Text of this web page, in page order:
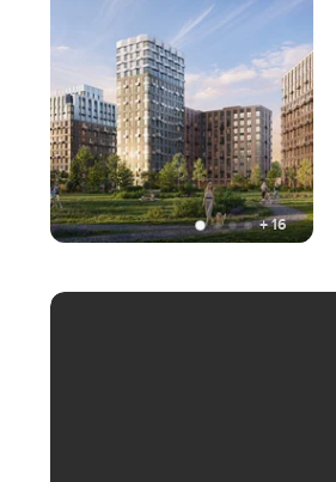
+16